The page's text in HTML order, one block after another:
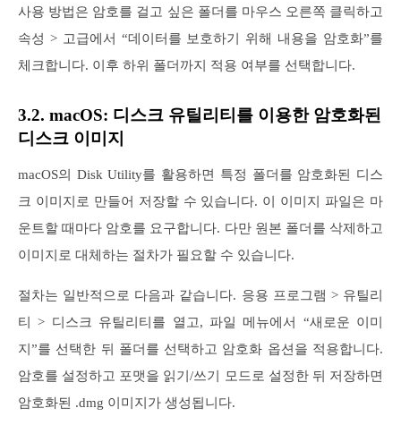
사용 방법은 암호를 걸고 싶은 폴더를 마우스 오른쪽 클릭하고
속성 > 고급에서 “데이터를 보호하기 위해 내용을 암호화”를
체크합니다. 이후 하위 폴더까지 적용 여부를 선택합니다.
3.2. macOS: 디스크 유틸리티를 이용한 암호화된
디스크 이미지
macOS의 Disk Utility를 활용하면 특정 폴더를 암호화된 디스
크 이미지로 만들어 저장할 수 있습니다. 이 이미지 파일은 마
운트할 때마다 암호를 요구합니다. 다만 원본 폴더를 삭제하고
이미지로 대체하는 절차가 필요할 수 있습니다.
절차는 일반적으로 다음과 같습니다. 응용 프로그램 > 유틸리
티 > 디스크 유틸리티를 열고, 파일 메뉴에서 “새로운 이미
지”를 선택한 뒤 폴더를 선택하고 암호화 옵션을 적용합니다.
암호를 설정하고 포맷을 읽기/쓰기 모드로 설정한 뒤 저장하면
암호화된 .dmg 이미지가 생성됩니다.